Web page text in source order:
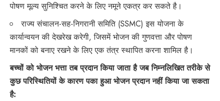
पोषण मूल्य सुनिश्चित करने के लिए नमूने एकत्र कर सकते है।
राज्य संचालन-सह-निगरानी समिति (SSMC) इस योजना के
कार्यान्वयन की देखरेख करेगी, जिसमें भोजन की गुणवत्ता और पोषण
मानकों को बनाए रखने के लिए एक तंत्र स्थापित करना शामिल है।
बच्चों को भोजन भत्ता तब प्रदान किया जाता है जब निम्नलिखित तरीके से
कुछ परिस्थितियों के कारण पका हुआ भोजन प्रदान नहीं किया जा सकता
है: